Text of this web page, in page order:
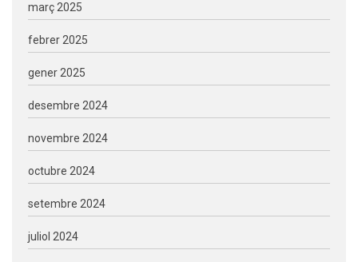
març 2025
febrer 2025
gener 2025
desembre 2024
novembre 2024
octubre 2024
setembre 2024
juliol 2024